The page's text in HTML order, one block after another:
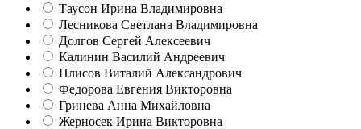
Таусон Ирина Владимировна
Лесникова Светлана Владимировна
Долгов Сергей Алексеевич
Калинин Василий Андреевич
Плисов Виталий Александрович
Федорова Евгения Викторовна
Гринева Анна Михайловна
Жерносек Ирина Викторовна